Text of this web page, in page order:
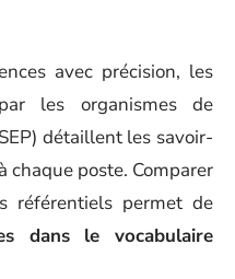
avec précision, les
les organismes de
détaillent les savoir-
chaque poste. Comparer
référentiels permet de
dans le vocabulaire